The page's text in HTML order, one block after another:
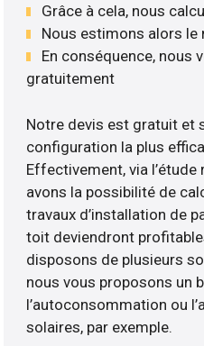
Grâce à cela, nous
Nous estimons alors le
En conséquence, nous
gratuitement
Notre devis est gratuit et
configuration la plus
Effectivement, via
avons la possibilité de
travaux d’installation de
toit deviendront
disposons de plusieurs
nous vous proposons un
l’autoconsommation ou
solaires, par exemple.